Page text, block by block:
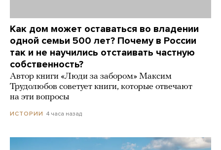
Как дом может оставаться во владении
одной семьи 500 лет? Почему в России
так и не научились отстаивать частную
собственность?
Автор книги «Люди за забором» Максим
Трудолюбов советует книги, которые отвечают
на эти вопросы
ИСТОРИИ 4 часа назад